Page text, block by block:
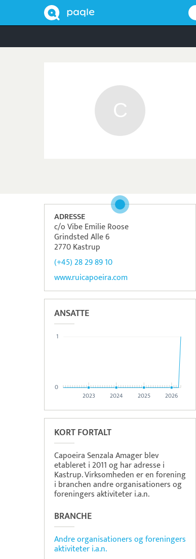
ADRESSE
c/o Vibe Emilie Roose
Grindsted Alle 6
2770 Kastrup
(+45) 28 29 89 10
www.ruicapoeira.com
ANSATTE
2023 2024 2025 2026
0
1
KORT FORTALT
Capoeira Senzala Amager blev
etableret i 2011 og har adresse i
Kastrup. Virksomheden er en forening
i branchen andre organisationers og
foreningers aktiviteter i.a.n.
BRANCHE
Andre organisationers og foreningers
aktiviteter i.a.n.